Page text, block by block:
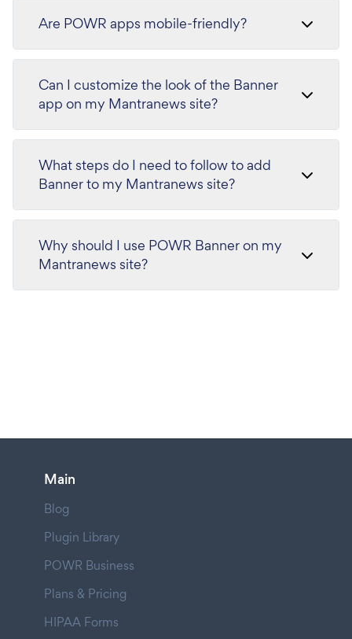
Are POWR apps mobile-friendly?
Can I customize the look of the Banner
app on my Mantranews site?
What steps do I need to follow to add
Banner to my Mantranews site?
Why should I use POWR Banner on my
Mantranews site?
Main
Blog
Plugin Library
POWR Business
Plans & Pricing
HIPAA Forms